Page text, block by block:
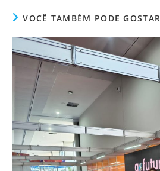
VOCÊ TAMBÉM PODE GOSTAR